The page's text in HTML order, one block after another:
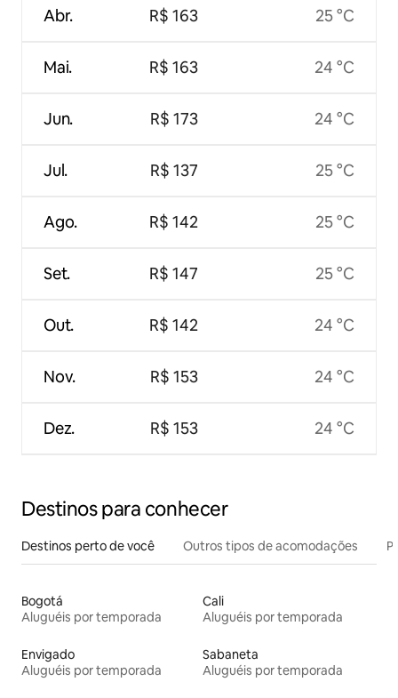
Abr.
Mai.
Jun.
Jul.
Ago.
Set.
Out.
Nov.
Dez.
R$ 163
R$ 163
R$ 173
R$ 137
R$ 142
R$ 147
R$ 142
R$ 153
R$ 153
25 °C
24 °C
24 °C
25 °C
25 °C
25 °C
24 °C
24 °C
24 °C
Destinos para conhecer
Destinos perto de você Outros tipos de acomodações
Bogotá
Aluguéis por temporada
Cali
Aluguéis por temporada
Envigado
Aluguéis por temporada
Sabaneta
Aluguéis por temporada